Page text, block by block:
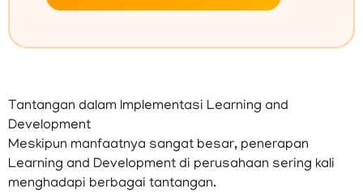
Tantangan dalam Implementasi Learning and
Development
Meskipun manfaatnya sangat besar, penerapan
Learning and Development di perusahaan sering kali
menghadapi berbagai tantangan.